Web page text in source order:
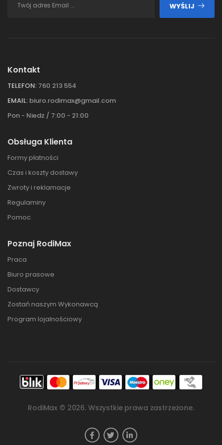
WYŚLIJ
Kontakt
TELEFON: 760 213 554
EMAIL: biuro.rodimax@gmail.com
Pon - Niedz / 7:00 - 21:00
Obsługa Klienta
Formy płatności
Czas i koszty dostawy
Zwroty i reklamacje
Regulaminy
Pomoc
Poznaj RodiMax
Praca
Biuro prasowe
Dostawcy
Zostań naszym Wykonawcą
Program lojalnościowy
RodiMax © 2026. Wszystkie prawa zastrzeżone.